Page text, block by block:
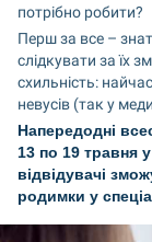
потрібно робити?
Перш за все –
слідкувати за їх
схильність:
невусів (так у
Напередодні
13 по 19 травня
відвідувачі
родимки у